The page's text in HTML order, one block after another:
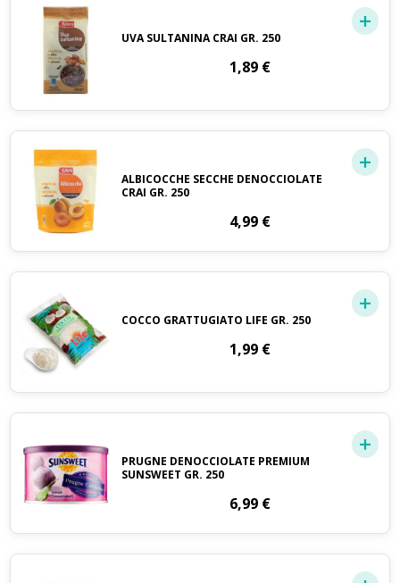
UVA SULTANINA CRAI GR. 250
1,89 €
ALBICOCCHE SECCHE DENOCCIOLATE
CRAI GR. 250
4,99 €
COCCO GRATTUGIATO LIFE GR. 250
1,99 €
PRUGNE DENOCCIOLATE PREMIUM
SUNSWEET GR. 250
6,99 €